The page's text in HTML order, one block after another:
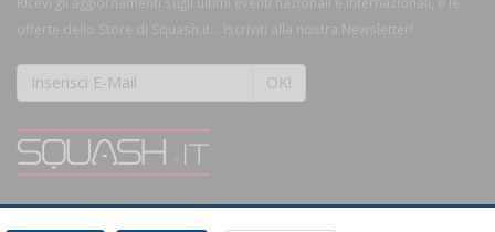
offerte dello Store di Squash.it... Iscriviti alla nostra Newsletter!
OK!